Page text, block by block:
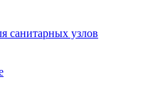
санитарных узлов